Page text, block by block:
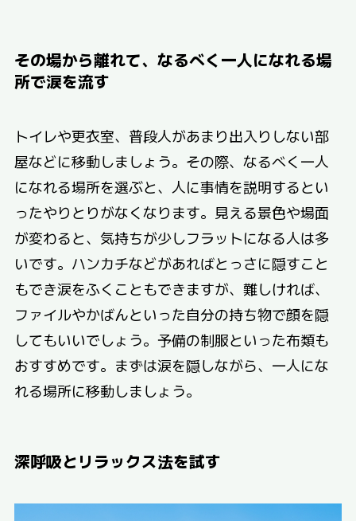
その場から離れて、なるべく一人になれる場
所で涙を流す
トイレや更衣室、普段人があまり出入りしない部
屋などに移動しましょう。その際、なるべく一人
になれる場所を選ぶと、人に事情を説明するとい
ったやりとりがなくなります。見える景色や場面
が変わると、気持ちが少しフラットになる人は多
いです。ハンカチなどがあればとっさに隠すこと
もでき涙をふくこともできますが、難しければ、
ファイルやかばんといった自分の持ち物で顔を隠
してもいいでしょう。予備の制服といった布類も
おすすめです。まずは涙を隠しながら、一人にな
れる場所に移動しましょう。
深呼吸とリラックス法を試す